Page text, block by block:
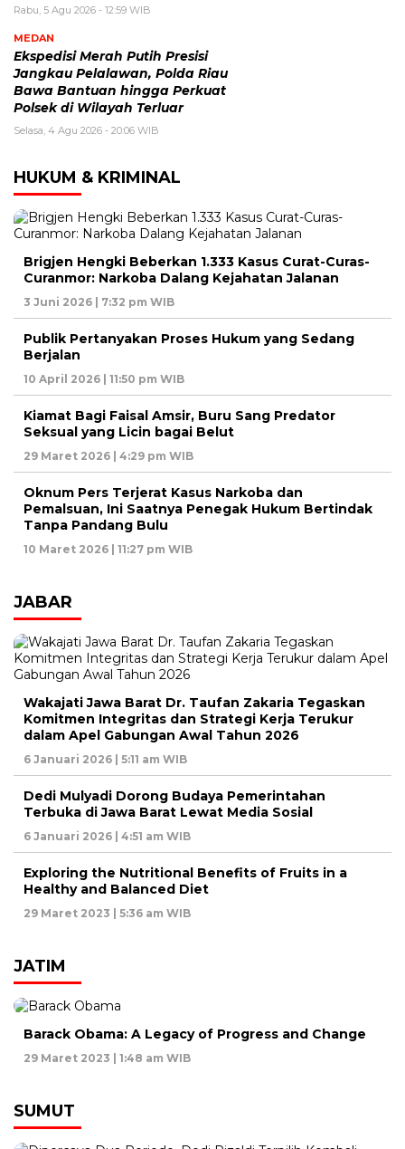
Rabu, 5 Agu 2026 - 12:59 WIB
MEDAN
Ekspedisi Merah Putih Presisi
Jangkau Pelalawan, Polda Riau
Bawa Bantuan hingga Perkuat
Polsek di Wilayah Terluar
Selasa, 4 Agu 2026 - 20:06 WIB
HUKUM & KRIMINAL
Brigjen Hengki Beberkan 1.333 Kasus Curat-Curas-
Curanmor: Narkoba Dalang Kejahatan Jalanan
3 Juni 2026 | 7:32 pm WIB
Publik Pertanyakan Proses Hukum yang Sedang
Berjalan
10 April 2026 | 11:50 pm WIB
Kiamat Bagi Faisal Amsir, Buru Sang Predator
Seksual yang Licin bagai Belut
29 Maret 2026 | 4:29 pm WIB
Oknum Pers Terjerat Kasus Narkoba dan
Pemalsuan, Ini Saatnya Penegak Hukum Bertindak
Tanpa Pandang Bulu
10 Maret 2026 | 11:27 pm WIB
JABAR
Wakajati Jawa Barat Dr. Taufan Zakaria Tegaskan
Komitmen Integritas dan Strategi Kerja Terukur
dalam Apel Gabungan Awal Tahun 2026
6 Januari 2026 | 5:11 am WIB
Dedi Mulyadi Dorong Budaya Pemerintahan
Terbuka di Jawa Barat Lewat Media Sosial
6 Januari 2026 | 4:51 am WIB
Exploring the Nutritional Benefits of Fruits in a
Healthy and Balanced Diet
29 Maret 2023 | 5:36 am WIB
JATIM
Barack Obama: A Legacy of Progress and Change
29 Maret 2023 | 1:48 am WIB
SUMUT